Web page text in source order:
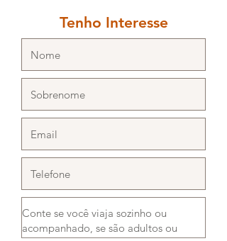
Tenho Interesse